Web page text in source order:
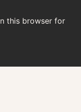
this browser for